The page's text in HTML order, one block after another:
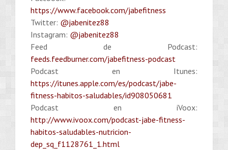
https://www.facebook.com/jabefitness
Twitter: @jabenitez88
Instagram: @jabenitez88
Feed de Podcast:
feeds.feedburner.com/jabefitness-podcast
Podcast en Itunes:
https://itunes.apple.com/es/podcast/jabe-
fitness-habitos-saludables/id908050681
Podcast en iVoox:
http://www.ivoox.com/podcast-jabe-fitness-
habitos-saludables-nutricion-
dep_sq_f1128761_1.html